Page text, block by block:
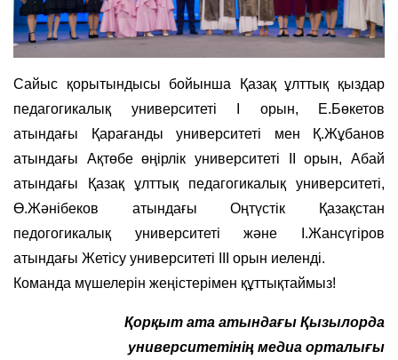
Сайыс қорытындысы бойынша Қазақ ұлттық қыздар
педагогикалық университеті I орын, Е.Бөкетов
атындағы Қарағанды университеті мен Қ.Жұбанов
атындағы Ақтөбе өңірлік университеті II орын, Абай
атындағы Қазақ ұлттық педагогикалық университеті,
Ө.Жәнібеков атындағы Оңтүстік Қазақстан
педогогикалық университеті және І.Жансүгіров
атындағы Жетісу университеті III орын иеленді.
Команда мүшелерін жеңістерімен құттықтаймыз!
Қорқыт ата атындағы Қызылорда
университетінің медиа орталығы